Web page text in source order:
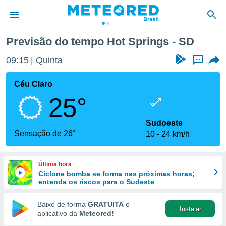
da
fornecidas
a este
das
e
forma
digital
Previsão do tempo Hot Springs - SD
09:15 Quinta ...
Céu Claro
25°
Sensação de 26°
Sudoeste
10
24 km/h
Última hora
Ciclone bomba se forma nas próximas horas;
entenda os riscos para o Sudeste
Baixe de forma GRATUITA o
aplicativo da Meteored!
Instalar